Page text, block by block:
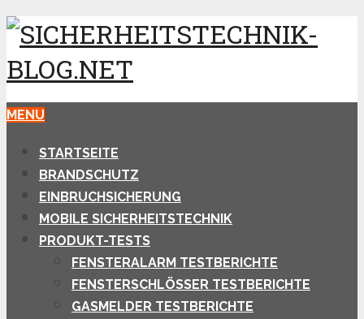
MENU
STARTSEITE
BRANDSCHUTZ
EINBRUCHSICHERUNG
MOBILE SICHERHEITSTECHNIK
PRODUKT-TESTS
FENSTERALARM TESTBERICHTE
FENSTERSCHLÖSSER TESTBERICHTE
GASMELDER TESTBERICHTE